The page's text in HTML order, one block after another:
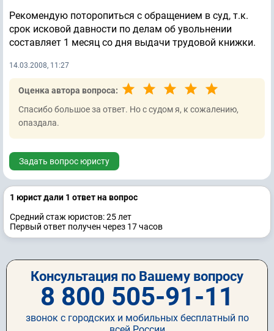
Рекомендую поторопиться с обращением в суд, т.к.
срок исковой давности по делам об увольнении
составляет 1 месяц со дня выдачи трудовой книжки.
14.03.2008, 11:27
Оценка автора вопроса:
Спасибо большое за ответ. Но с судом я, к сожалению,
опаздала.
Задать вопрос юристу
1 юрист дали 1 ответ на вопрос
Средний стаж юристов: 25 лет
Первый ответ получен через 17 часов
Консультация по Вашему вопросу
8 800 505-91-11
звонок с городских и мобильных бесплатный по